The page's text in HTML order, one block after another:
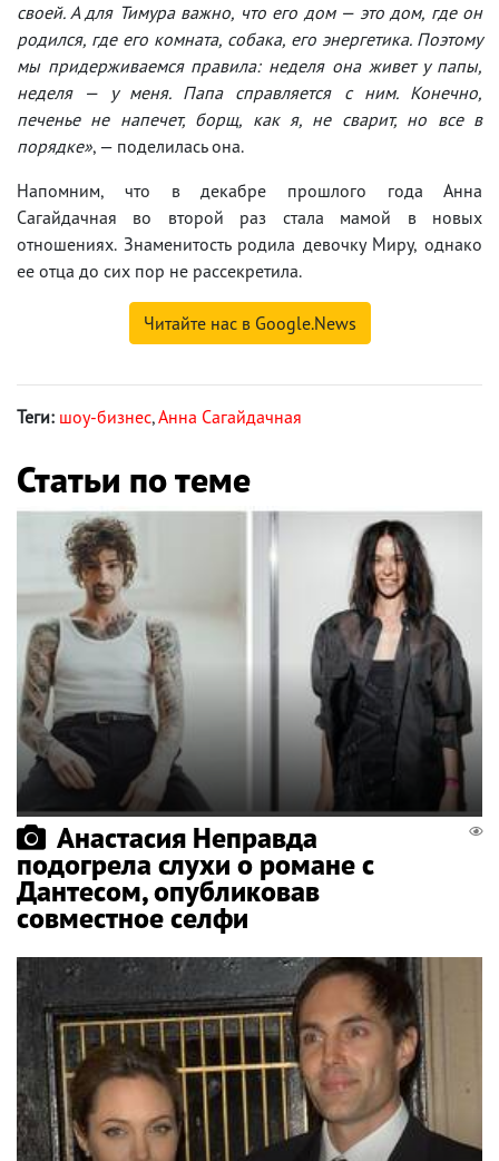
своей. А для Тимура важно, что его дом — это дом, где он
родился, где его комната, собака, его энергетика. Поэтому
мы придерживаемся правила: неделя она живет у папы,
неделя — у меня. Папа справляется с ним. Конечно,
печенье не напечет, борщ, как я, не сварит, но все в
порядке», — поделилась она.
Напомним, что в декабре прошлого года Анна
Сагайдачная во второй раз стала мамой в новых
отношениях. Знаменитость родила девочку Миру, однако
ее отца до сих пор не рассекретила.
Читайте нас в Google.News
Теги: шоу-бизнес,Анна Сагайдачная
Статьи по теме
Анастасия Неправда
подогрела слухи о романе с
Дантесом, опубликовав
совместное селфи